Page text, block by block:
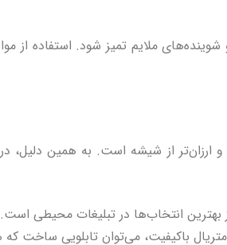
ملایم تمیز شود. استفاده
از شیشه است. به همین دلیل،
بهترین انتخاب‌ها در تبلیغات محیطی
باکیفیت، می‌توان تابلویی ساخت که